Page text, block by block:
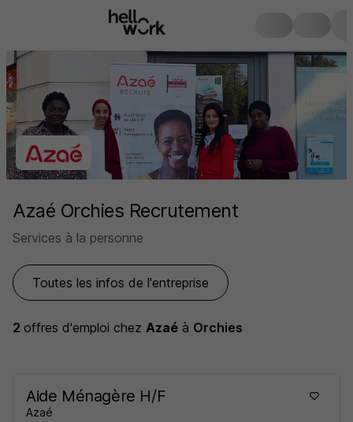
Azaé Orchies Recrutement
Services à la personne
Toutes les infos de l'entreprise
2 offres d'emploi chez Azaé à Orchies
Aide Ménagère H/F
Azaé